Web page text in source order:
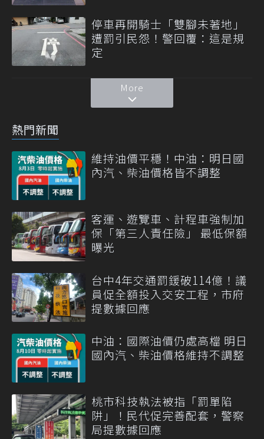
停車再開騎士「雙腳未著地」
遭罰引民怨！警回覆：這是規
定
More
熱門新聞
維持油價平穩！中油：明日國
內汽、柴油價格皆不調整
客運、遊覽車、計程車強制加
保「第三人責任險」 最低保額
曝光
台中4年交通罰鍰破114億！議
員促全額投入交安工程，市府
提數據回應
中油：國際油價仍處高檔 明日
國內汽、柴油價格維持不調整
桃市科技執法被指「罰單陷
阱」！民代促完善配套，警察
局提數據回應